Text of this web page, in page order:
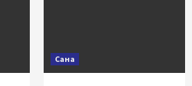
Сана